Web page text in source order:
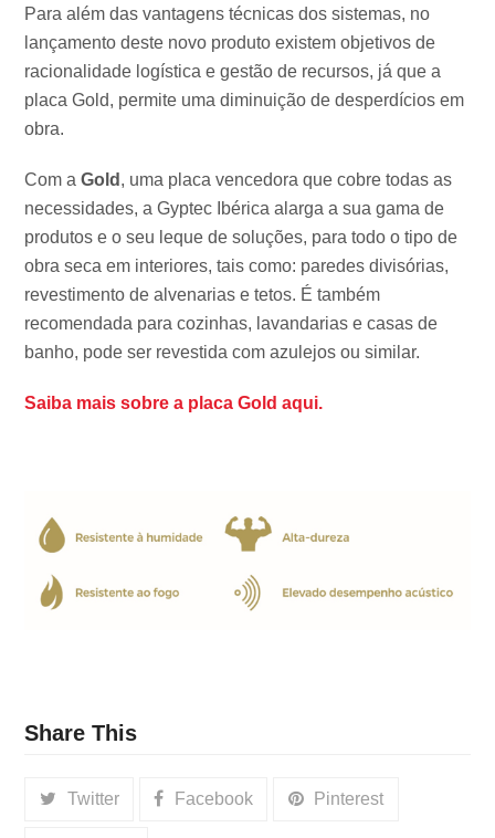
Para além das vantagens técnicas dos sistemas, no
lançamento deste novo produto existem objetivos de
racionalidade logística e gestão de recursos, já que a
placa Gold, permite uma diminuição de desperdícios em
obra.
Com aGold , uma placa vencedora que cobre todas as
necessidades, a Gyptec Ibérica alarga a sua gama de
produtos e o seu leque de soluções, para todo o tipo de
obra seca em interiores, tais como: paredes divisórias,
revestimento de alvenarias e tetos. É também
recomendada para cozinhas, lavandarias e casas de
banho, pode ser revestida com azulejos ou similar.
Saiba mais sobre a placa Gold aqui.
Share This
Twitter Facebook Pinterest